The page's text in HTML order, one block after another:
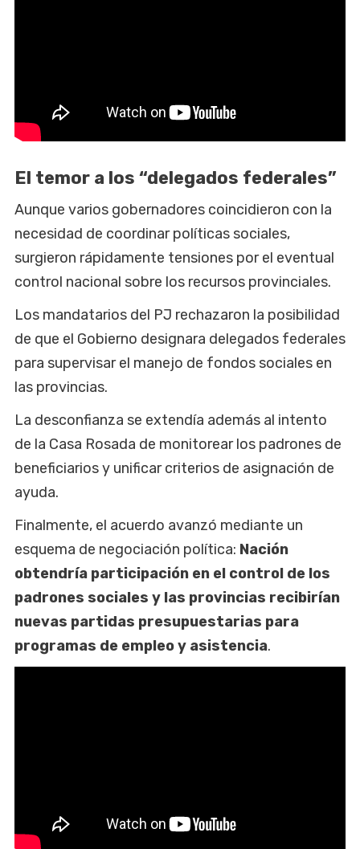
El temor a los “delegados federales”
Aunque varios gobernadores coincidieron con la
necesidad de coordinar políticas sociales,
surgieron rápidamente tensiones por el eventual
control nacional sobre los recursos provinciales.
Los mandatarios del PJ rechazaron la posibilidad
de que el Gobierno designara delegados federales
para supervisar el manejo de fondos sociales en
las provincias.
La desconfianza se extendía además al intento
de la Casa Rosada de monitorear los padrones de
beneficiarios y unificar criterios de asignación de
ayuda.
Finalmente, el acuerdo avanzó mediante un
esquema de negociación política: Nación
obtendría participación en el control de los
padrones sociales y las provincias recibirían
nuevas partidas presupuestarias para
programas de empleo y asistencia.